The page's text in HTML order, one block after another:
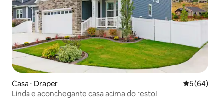
Casa ⋅ Draper 5 de uma
5 (64)
Linda e aconchegante casa acima do resto!